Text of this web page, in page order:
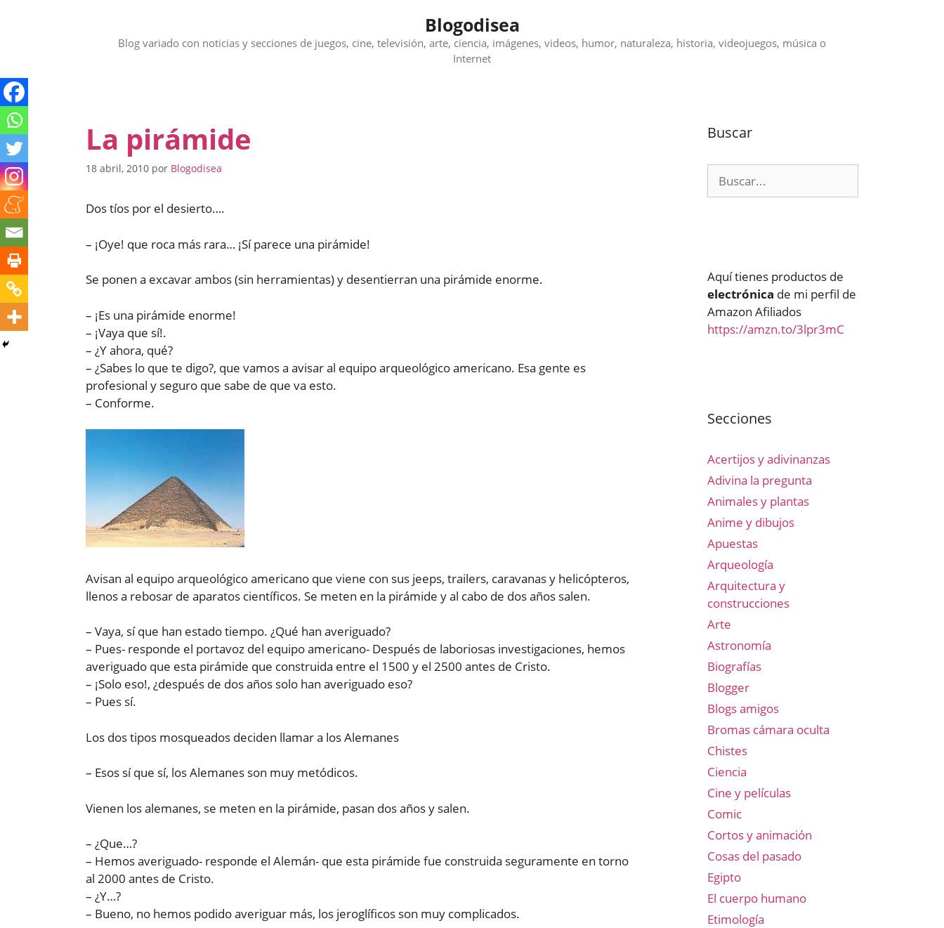
Blogodisea
Blog variado con noticias y secciones de juegos, cine, televisión, arte, ciencia, imágenes, videos, humor, naturaleza, historia, videojuegos, música o
Internet
La pirámide
18 abril, 2010 por Blogodisea
Dos tíos por el desierto….
– ¡Oye! que roca más rara… ¡Sí parece una pirámide!
Se ponen a excavar ambos (sin herramientas) y desentierran una pirámide enorme.
– ¡Es una pirámide enorme!
– ¡Vaya que sí!.
– ¿Y ahora, qué?
– ¿Sabes lo que te digo?, que vamos a avisar al equipo arqueológico americano. Esa gente es
profesional y seguro que sabe de que va esto.
– Conforme.
Avisan al equipo arqueológico americano que viene con sus jeeps, trailers, caravanas y helicópteros,
llenos a rebosar de aparatos científicos. Se meten en la pirámide y al cabo de dos años salen.
– Vaya, sí que han estado tiempo. ¿Qué han averiguado?
– Pues- responde el portavoz del equipo americano- Después de laboriosas investigaciones, hemos
averiguado que esta pirámide que construida entre el 1500 y el 2500 antes de Cristo.
– ¡Solo eso!, ¿después de dos años solo han averiguado eso?
– Pues sí.
Los dos tipos mosqueados deciden llamar a los Alemanes
– Esos sí que sí, los Alemanes son muy metódicos.
Vienen los alemanes, se meten en la pirámide, pasan dos años y salen.
– ¿Que…?
– Hemos averiguado- responde el Alemán- que esta pirámide fue construida seguramente en torno
al 2000 antes de Cristo.
– ¿Y…?
– Bueno, no hemos podido averiguar más, los jeroglíficos son muy complicados.
Buscar
Aquí tienes productos de
electrónica de mi perfil de
Amazon Afiliados
https://amzn.to/3lpr3mC
Secciones
Acertijos y adivinanzas
Adivina la pregunta
Animales y plantas
Anime y dibujos
Apuestas
Arqueología
Arquitectura y
construcciones
Arte
Astronomía
Biografías
Blogger
Blogs amigos
Bromas cámara oculta
Chistes
Ciencia
Cine y películas
Comic
Cortos y animación
Cosas del pasado
Egipto
El cuerpo humano
Etimología